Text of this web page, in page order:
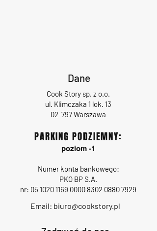
Dane
Cook Story sp. z o.o.
ul. Klimczaka 1 lok. 13
02-797 Warszawa
PARKING PODZIEMNY:
poziom -1
Numer konta bankowego:
PKO BP S.A.
nr: 05 1020 1169 0000 8302 0880 7929
Email: biuro@cookstory.pl